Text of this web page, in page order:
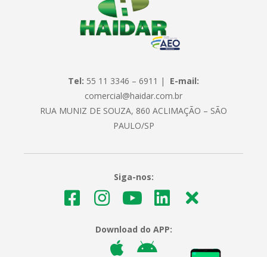
Tel: 55 11 3346 – 6911 | E-mail:
comercial@haidar.com.br
RUA MUNIZ DE SOUZA, 860 ACLIMAÇÃO – SÃO
PAULO/SP
Siga-nos:
Download do APP: